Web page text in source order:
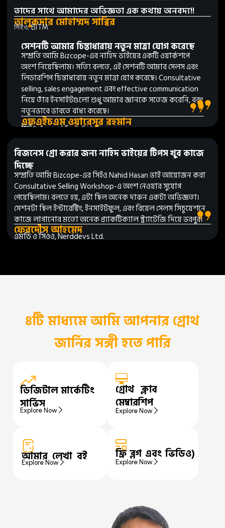
তাদের সাথে আমাদের অভিজ্ঞতা এক কথায় অনবদ্য!!
তালুকদার মোহাম্মদ সাব্বির
সিইও, BITM
সেশনটি আমার চিন্তাধারায় নতুন মাত্রা যোগ করেছে
সম্প্রতি আমি Bizcope-এর নাহিদ ভাইয়ের একটি ওয়ার্কশপে
অংশ নিয়েছিলাম। সত্যি বলতে, এই সেশনটি আমার সেলস এবং
লিডারশিপ চিন্তাধারায় নতুন মাত্রা যোগ করেছে। Consultative
selling, sales engagement এবং effective communication
নিয়ে তাঁর ইনসাইটগুলো শুধু আমার জ্ঞানকে সতেজ করেনি, বরং
নতুনভাবে ভাবতে বাধ্য করেছে।
এফএইচএম ওয়ারেসুর রহমান
সিইও, Accord Tech Solutions
বিজনেস গ্রো করার জন্য নাহিদ ভাইয়ের টিপস খুব কাজে
দিচ্ছে
সম্প্রতি আমি Bizcope-এর সিইও Nahid Hasan ভাই আয়োজন করা
Consultative Selling Workshop-এ অংশ নেওয়ার সুযোগ
পেয়েছিলাম। বলতে হয়, এটা ছিল অনেক দারুন একটা অভিজ্ঞতা।
সেশনটা ছিল ইন্টারেস্টিং, ইনসাইটফুল, এবং রিয়েল সেলস সিচুয়েশনে
কাজে লাগানোর মতো অনেক প্র্যাকটিক্যাল স্ট্র্যাটেজি দিয়ে ভরপুর।
ফেরদৌস আহমেদ
এমডি ও সিওও, Nerddevs Ltd.
৪টি মাধ্যমে আমি আপনার গ্রোথ
জার্নির সঙ্গী হতে পারি
ডিজিটাল মার্কেটিং
সার্ভিস
Explore Now
গ্রোথ ক্লাব
মেম্বারশিপ
Explore Now
আমার লেখা বই
Explore Now
ফ্রি ব্লগ এবং ভিডিও)
Explore Now